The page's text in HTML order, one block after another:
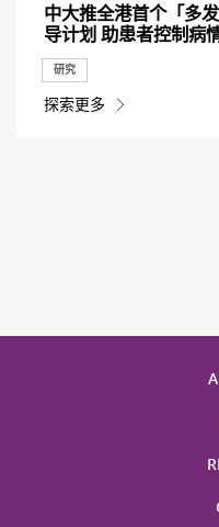
中大推全港首个「多
导计划 助患者控制病
研究
探索更多